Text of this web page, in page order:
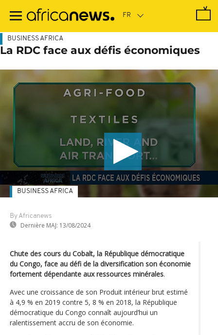
contenu
BUSINESS AFRICA
La RDC face aux défis économiques
By Africanews
Dernière MAJ: 13/08/2024
BUSINESS AFRICA
Chute des cours du Cobalt, la République démocratique
du Congo, face au défi de la diversification son économie
fortement dépendante aux ressources minérales.
Avec une croissance de son Produit intérieur brut estimé
à 4,9 % en 2019 contre 5, 8 % en 2018, la République
démocratique du Congo connaît aujourd’hui un
ralentissement accru de son économie.